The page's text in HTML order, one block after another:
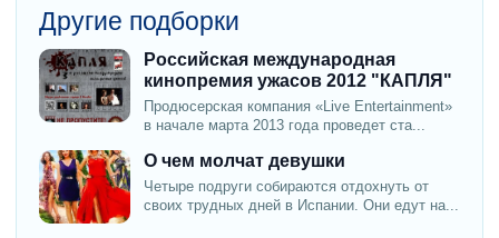
Другие подборки
Российская международная
кинопремия ужасов 2012 "КАПЛЯ"
Продюсерская компания «Live Entertainment»
в начале марта 2013 года проведет ста...
О чем молчат девушки
Четыре подруги собираются отдохнуть от
своих трудных дней в Испании. Они едут на...